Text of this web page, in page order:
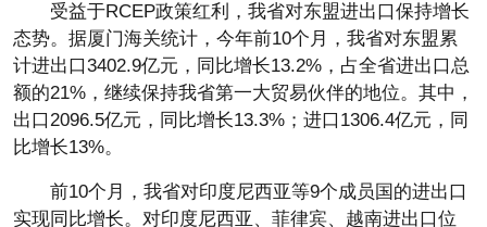
受益于RCEP政策红利，我省对东盟进出口保持增长
态势。据厦门海关统计，今年前10个月，我省对东盟累
计进出口3402.9亿元，同比增长13.2%，占全省进出口总
额的21%，继续保持我省第一大贸易伙伴的地位。其中，
出口2096.5亿元，同比增长13.3%；进口1306.4亿元，同
比增长13%。
前10个月，我省对印度尼西亚等9个成员国的进出口
实现同比增长。对印度尼西亚、菲律宾、越南进出口位